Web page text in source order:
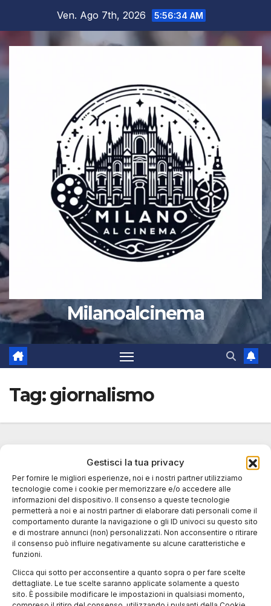
Gestisci la tua privacy
Per fornire le migliori esperienze, noi e i nostri partner utilizziamo
tecnologie come i cookie per memorizzare e/o accedere alle
informazioni del dispositivo. Il consenso a queste tecnologie
permetterà a noi e ai nostri partner di elaborare dati personali come il
comportamento durante la navigazione o gli ID univoci su questo sito
e di mostrare annunci (non) personalizzati. Non acconsentire o ritirare
il consenso può influire negativamente su alcune caratteristiche e
funzioni.
Clicca qui sotto per acconsentire a quanto sopra o per fare scelte
dettagliate. Le tue scelte saranno applicate solamente a questo
sito. È possibile modificare le impostazioni in qualsiasi momento,
contenuto
Ven. Ago 7th, 2026 5:56:34 AM
Milanoalcinema
Tag:giornalismo